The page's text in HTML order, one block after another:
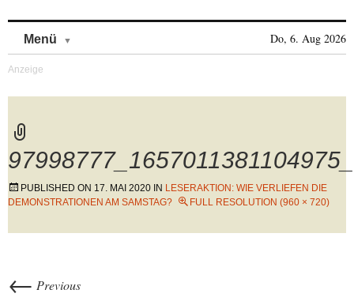
Menü Do, 6. Aug 2026
PUBLISHED ON 17. MAI 2020 IN LESERAKTION: WIE VERLIEFEN DIE
DEMONSTRATIONEN AM SAMSTAG?
FULL RESOLUTION (960 × 720)
← Previous